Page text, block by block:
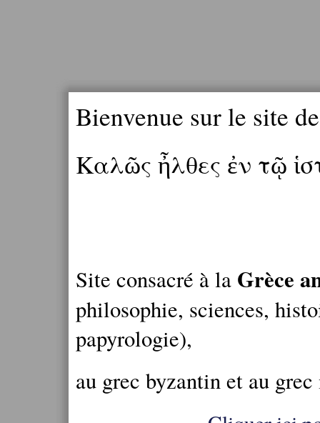
Bienvenue sur le site
Καλῶς ἦλθες ἐν τῷ
Site consacré à la Grèce
philosophie, sciences,
papyrologie),
au grec byzantin et au